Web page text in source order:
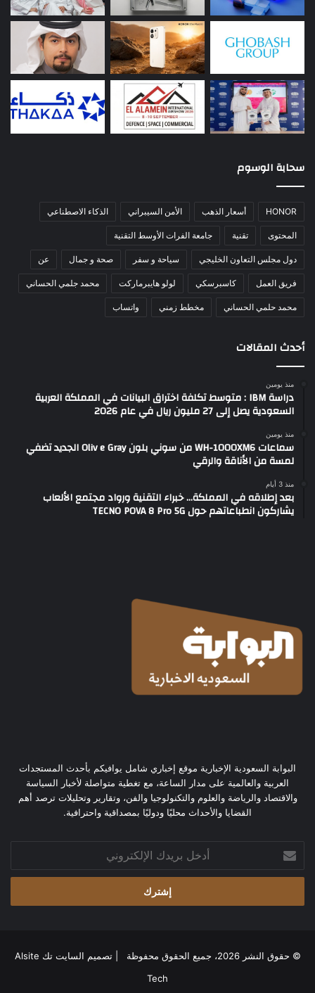
سحابة الوسوم
HONOR أسعار الذهب الأمن السيبراني الذكاء الاصطناعي
المحتوى تقنية جامعة الفرات الأوسط التقنية
دول مجلس التعاون الخليجي سياحة و سفر صحة و جمال عن
فريق العمل كاسبرسكي لولو هايبرماركت محمد جلمي الحساني
محمد حلمي الحساني مخطط زمني واتساب
أحدث المقالات
منذ يومين
دراسة IBM : متوسط تكلفة اختراق البيانات في المملكة العربية
السعودية يصل إلى 27 مليون ريال في عام 2026
منذ يومين
سماعات WH-1000XM6 من سوني بلون Oliv e Gray الجديد تضفي
لمسة من الأناقة والرقي
منذ 3 أيام
بعد إطلاقه في المملكة… خبراء التقنية ورواد مجتمع الألعاب
يشاركون انطباعاتهم حول TECNO POVA 8 Pro 5G
البوابة السعودية الإخبارية موقع إخباري شامل يوافيكم بأحدث المستجدات
العربية والعالمية على مدار الساعة، مع تغطية متواصلة لأخبار السياسة
والاقتصاد والرياضة والعلوم والتكنولوجيا والفن، وتقارير وتحليلات ترصد أهم
القضايا والأحداث محليًا ودوليًا بمصداقية واحترافية.
بريدك
الإلكتروني
© حقوق النشر 2026، جميع الحقوق محفوظة | تصميم
السايت تك Alsite
Tech